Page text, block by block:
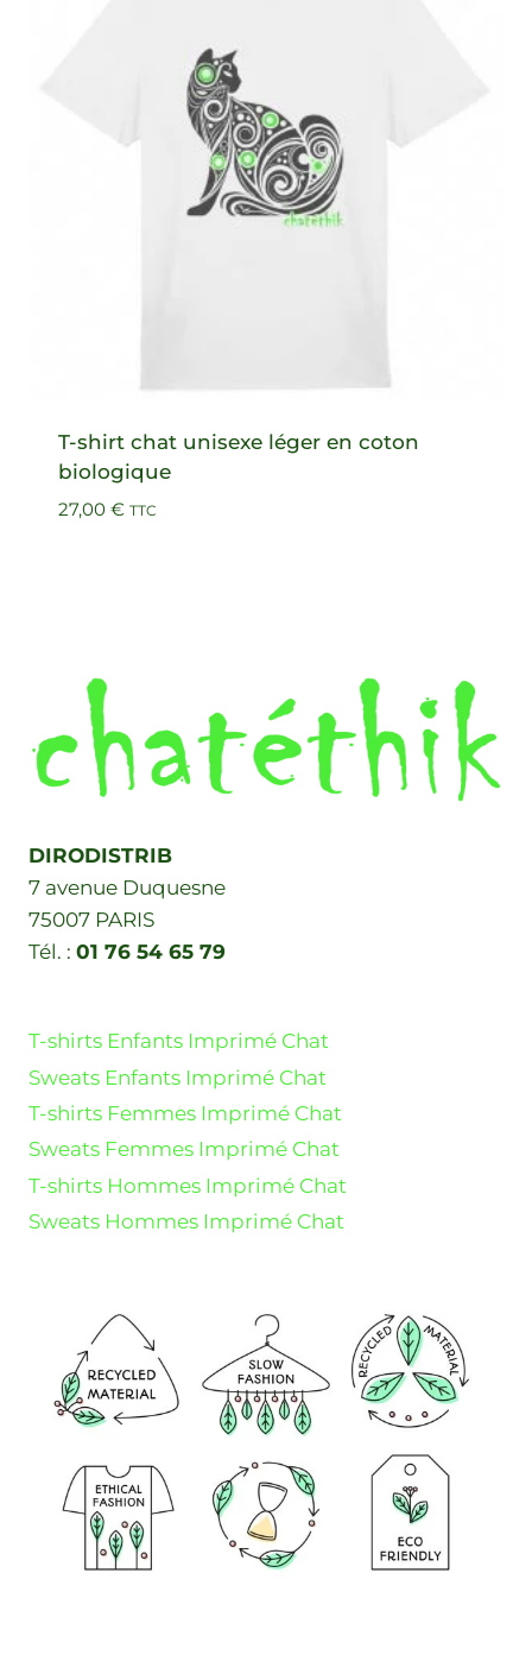
T-shirt chat unisexe léger en coton
biologique
27,00 € TTC
DIRODISTRIB
7 avenue Duquesne
75007 PARIS
Tél. : 01 76 54 65 79
T-shirts Enfants Imprimé Chat
Sweats Enfants Imprimé Chat
T-shirts Femmes Imprimé Chat
Sweats Femmes Imprimé Chat
T-shirts Hommes Imprimé Chat
Sweats Hommes Imprimé Chat